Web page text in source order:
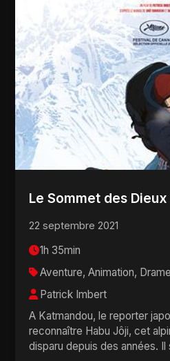
Le Sommet des Dieux
22 septembre 2021
1h 35min
Aventure, Animation, Drame
Patrick Imbert
A Katmandou, le reporter
reconnaître Habu Jôji, cet
disparu depuis des années. Il